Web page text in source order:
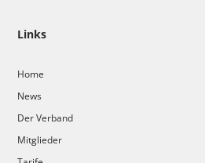
Links
Home
News
Der Verband
Mitglieder